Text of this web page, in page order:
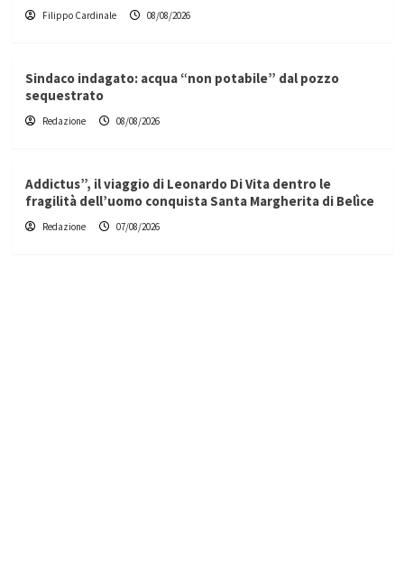
Filippo Cardinale 08/08/2026
Sindaco indagato: acqua “non potabile” dal pozzo
sequestrato
Redazione 08/08/2026
Addictus”, il viaggio di Leonardo Di Vita dentro le
fragilità dell’uomo conquista Santa Margherita di Belìce
Redazione 07/08/2026